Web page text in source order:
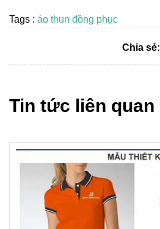
Tags : áo thun đồng phục
Chia sẻ:
Tin tức liên quan